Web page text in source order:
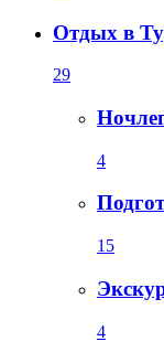
Отдых в
29
4
15
4